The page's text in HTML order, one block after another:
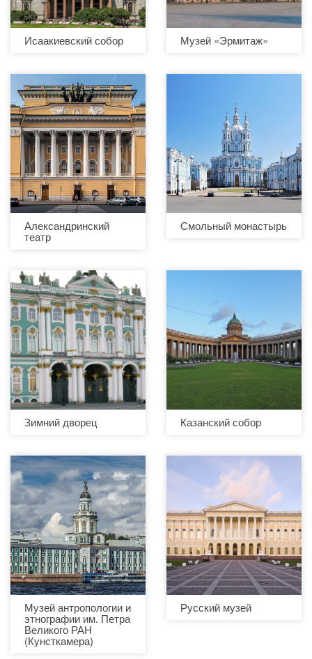
Исаакиевский собор Музей «Эрмитаж»
Александринский
театр
Смольный монастырь
Зимний дворец Казанский собор
Музей антропологии и
этнографии им. Петра
Великого РАН
(Кунсткамера)
Русский музей